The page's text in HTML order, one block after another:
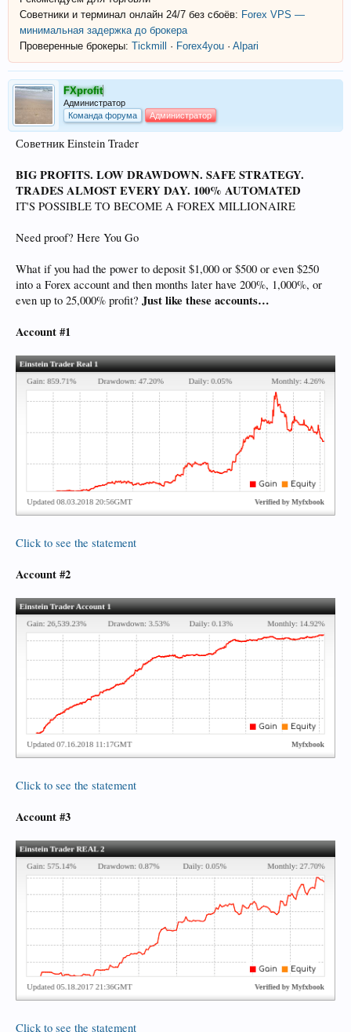
Советники и терминал онлайн 24/7 без сбоёв: Forex VPS —
минимальная задержка до брокера
Проверенные брокеры: Tickmill · Forex4you · Alpari
FXprofit
Администратор
Команда форума
Администратор
Советник Einstein Trader
BIG PROFITS. LOW DRAWDOWN. SAFE STRATEGY.
TRADES ALMOST EVERY DAY. 100% AUTOMATED
IT'S POSSIBLE TO BECOME A FOREX MILLIONAIRE
Need proof? Here You Go
What if you had the power to deposit $1,000 or $500 or even $250
into a Forex account and then months later have 200%, 1,000%, or
even up to 25,000% profit? Just like these accounts…
Account #1
Click to see the statement
Account #2
Click to see the statement
Account #3
Click to see the statement